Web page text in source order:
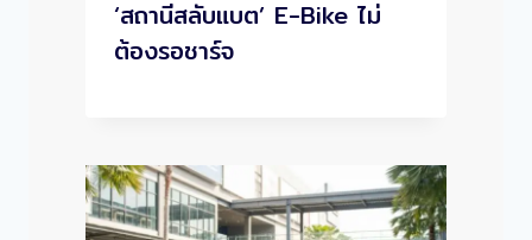
‘สถานีสลับแบต’ E-Bike ไม่
ต้องรอชาร์จ